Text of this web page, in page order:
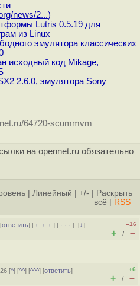
news/2...)
Lutris 0.5.19 для
из Linux
эмулятора классических
исходный код Mikage,
2.6.0, эмулятора Sony
64720-scummvm
на opennet.ru обязательно
Линейный +/-
Раскрыть
всё
RSS
ответить] [ ﹢﹢﹢] [ · · ·][↓]
–16
+ / –
[^] [^^] [^^^] [ответить]
+6
+ / –